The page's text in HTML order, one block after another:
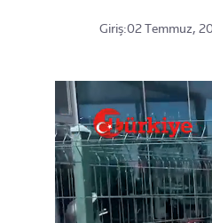
Giriş:02 Temmuz,